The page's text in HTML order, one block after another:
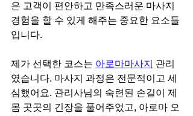
은 고객이 편안하고 만족스러운 마사지
경험을 할 수 있게 해주는 중요한 요소들
입니다.
제가 선택한 코스는 아로마마사지
관리
였습니다. 마사지 과정은 전문적이고 세
심했어요. 관리사님의 숙련된 손길이 제
몸 곳곳의 긴장을 풀어주었고, 아로마 오